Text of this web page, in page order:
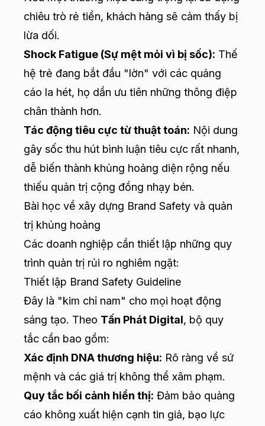
chiêu trò rẻ tiền, khách hàng sẽ cảm thấy bị
lừa dối.
Shock Fatigue (Sự mệt mỏi vì bị sốc): Thế
hệ trẻ đang bắt đầu "lờn" với các quảng
cáo la hét, họ dần ưu tiên những thông điệp
chân thành hơn.
Tác động tiêu cực từ thuật toán: Nội dung
gây sốc thu hút bình luận tiêu cực rất nhanh,
dễ biến thành khủng hoảng diện rộng nếu
thiếu quản trị cộng đồng nhạy bén.
Bài học về xây dựng Brand Safety và quản
trị khủng hoảng
Các doanh nghiệp cần thiết lập những quy
trình quản trị rủi ro nghiêm ngặt:
Thiết lập Brand Safety Guideline
Đây là "kim chỉ nam" cho mọi hoạt động
sáng tạo. Theo Tấn Phát Digital, bộ quy
tắc cần bao gồm:
Xác định DNA thương hiệu: Rõ ràng về sứ
mệnh và các giá trị không thể xâm phạm.
Quy tắc bối cảnh hiển thị: Đảm bảo quảng
cáo không xuất hiện cạnh tin giả, bạo lực